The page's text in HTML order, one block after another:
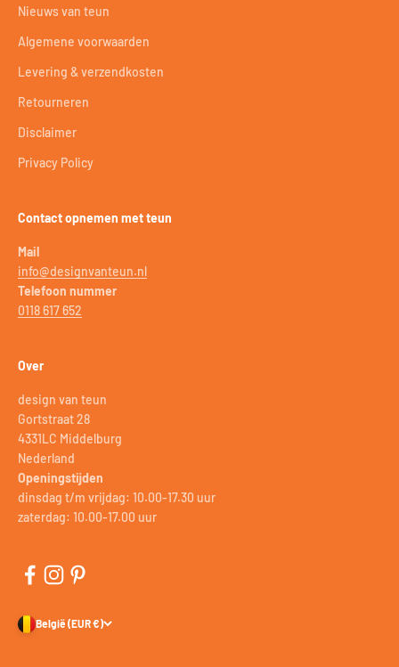
Nieuws van teun
Algemene voorwaarden
Levering & verzendkosten
Retourneren
Disclaimer
Privacy Policy
Contact opnemen met teun
Mail
info@designvanteun.nl
Telefoon nummer
0118 617 652
Over
design van teun
Gortstraat 28
4331LC Middelburg
Nederland
Openingstijden
dinsdag t/m vrijdag: 10.00-17.30 uur
zaterdag: 10.00-17.00 uur
België (EUR €)